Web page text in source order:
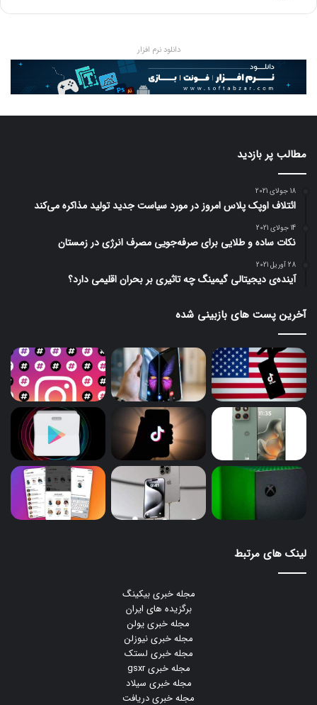
دانلود نرم افزار
مطالب پر بازدید
18 جولای 2021
ائتلاف اوپک پلاس امروز در مورد سیاست جدید تولید مذاکره می‌کند
14 جولای 2021
نکات ساده و طلایی برای صرفه‌جویی مصرف انرژی در زمستان
28 آوریل 2021
آینده‌ی دیجیتالی گیمینگ چه تاثیری بر بحران اقلیمی دارد؟
آخرین پست های بازبینی شده
لینک های مرتبط
مجله خبری بیکینگ
برگزیده های ایران
مجله خبری یولن
مجله خبری نیوزلن
مجله خبری لستک
مجله خبری gsxr
مجله خبری سیلاد
مجله خبری دریافت